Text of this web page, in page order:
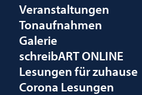
Veranstaltungen
Tonaufnahmen
Galerie
schreibART ONLINE
Lesungen für zuhause
Corona Lesungen